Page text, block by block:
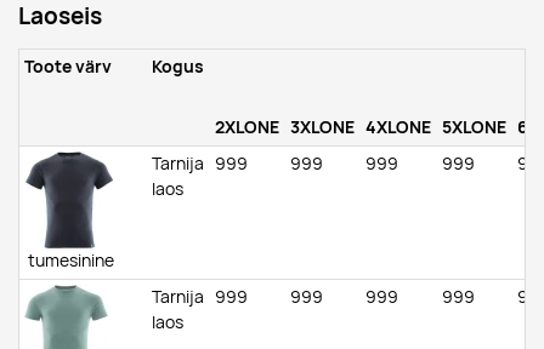
Laoseis
Toote värv Kogus
2XLONE 3XLONE 4XLONE 5XLONE
tumesinine
Tarnija
laos
999 999 999 999
Tarnija
laos
999 999 999 999